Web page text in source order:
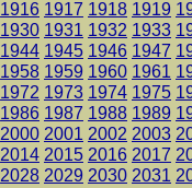
1916 1917 1918 1919
1930 1931 1932 1933
1944 1945 1946 1947
1958 1959 1960 1961
1972 1973 1974 1975
1986 1987 1988 1989
2000 2001 2002 2003
2014 2015 2016 2017
2028 2029 2030 2031